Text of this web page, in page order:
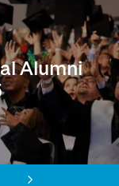
Alumni